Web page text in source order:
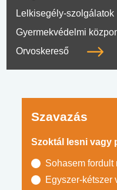
Lelkisegély-szolgálatok
Gyermekvédelmi
Orvoskereső
Szavazás
Szoktál lesni vagy
Sohasem fordult
Egyszer-kétszer